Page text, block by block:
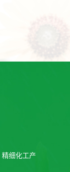
精细化工产